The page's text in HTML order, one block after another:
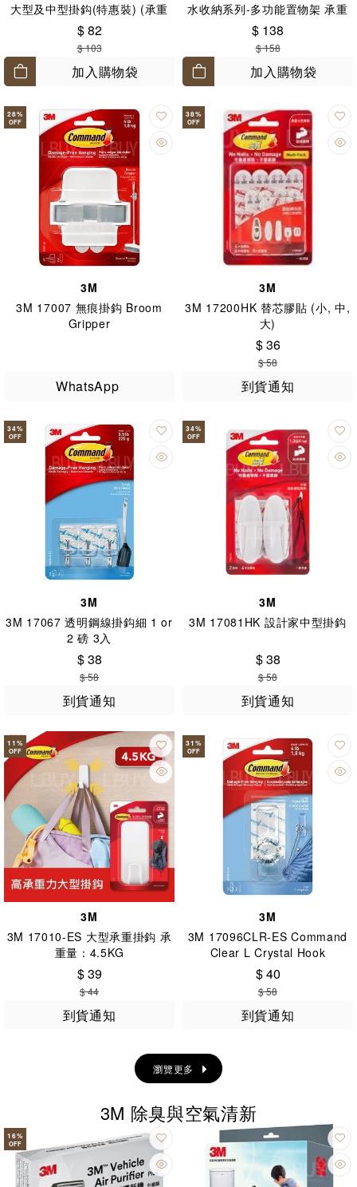
大型及中型掛鈎(特惠裝) (承重
量：大型-2.2 KG及中型1.3 KG)
$ 82
$ 103
加入購物袋
水收納系列-多功能置物架 承重
量：4.5KG
$ 138
$ 158
加入購物袋
28%
OFF
3M
3M 17007 無痕掛鈎 Broom
Gripper
WhatsApp
38%
OFF
3M
3M 17200HK 替芯膠貼 (小, 中,
大)
$ 36
$ 58
到貨通知
34%
OFF
3M
3M 17067 透明鋼線掛鈎細 1 or
2 磅 3入
$ 38
$ 58
到貨通知
34%
OFF
3M
3M 17081HK 設計家中型掛鈎
$ 38
$ 58
到貨通知
11%
OFF
3M
3M 17010-ES 大型承重掛鈎 承
重量：4.5KG
$ 39
$ 44
到貨通知
31%
OFF
3M
3M 17096CLR-ES Command
Clear L Crystal Hook
$ 40
$ 58
到貨通知
瀏覽更多
3M 除臭與空氣清新
16%
OFF